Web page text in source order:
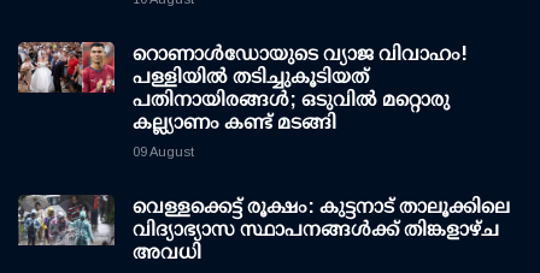
റൊണാള്‍ഡോയുടെ വ്യാജ വിവാഹം!
പള്ളിയില്‍ തടിച്ചുകൂടിയത്
പതിനായിരങ്ങള്‍; ഒടുവില്‍ മറ്റൊരു
കല്ല്യാണം കണ്ട് മടങ്ങി
09 August
വെള്ളക്കെട്ട് രൂക്ഷം: കുട്ടനാട് താലൂക്കിലെ
വിദ്യാഭ്യാസ സ്ഥാപനങ്ങള്‍ക്ക് തിങ്കളാഴ്ച
അവധി